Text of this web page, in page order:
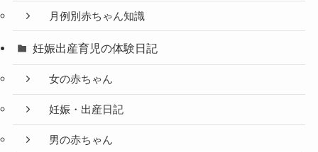
月例別赤ちゃん知識
妊娠出産育児の体験日記
女の赤ちゃん
妊娠・出産日記
男の赤ちゃん